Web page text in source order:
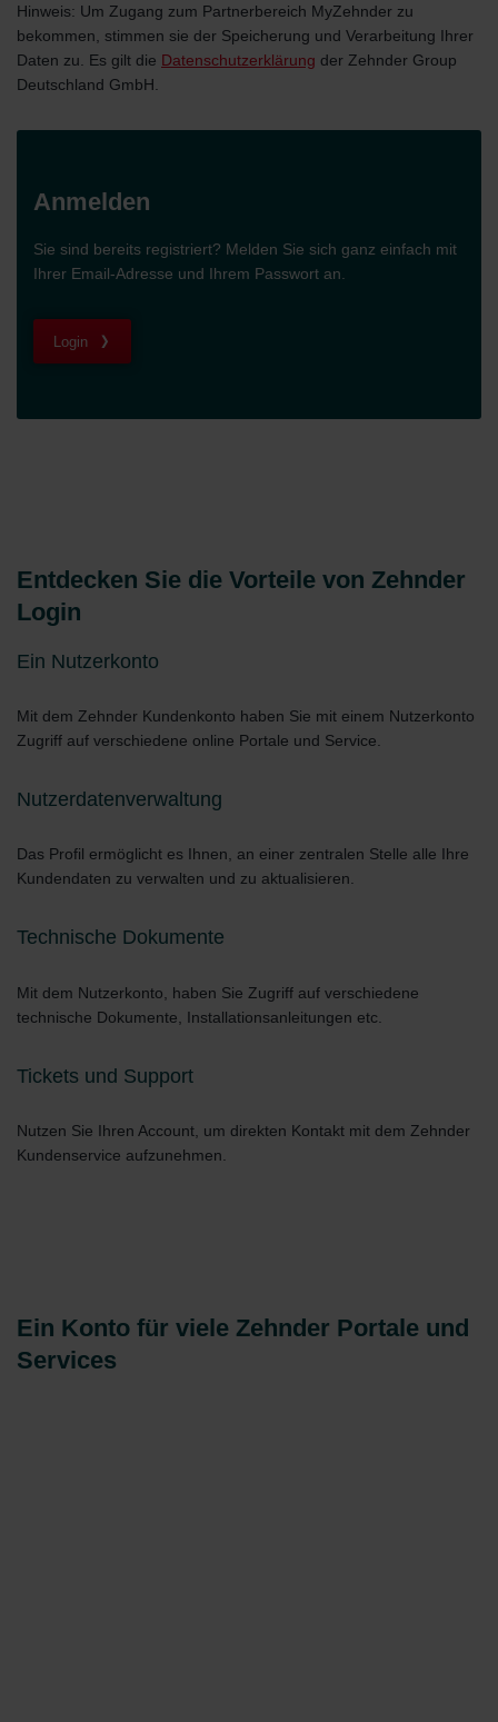
Hinweis: Um Zugang zum Partnerbereich MyZehnder zu
bekommen, stimmen sie der Speicherung und Verarbeitung Ihrer
Daten zu. Es gilt die Datenschutzerklärung der Zehnder Group
Deutschland GmbH.
Anmelden
Sie sind bereits registriert? Melden Sie sich ganz einfach mit
Ihrer Email-Adresse und Ihrem Passwort an.
Login
Entdecken Sie die Vorteile von Zehnder
Login
Ein Nutzerkonto
Mit dem Zehnder Kundenkonto haben Sie mit einem Nutzerkonto
Zugriff auf verschiedene online Portale und Service.
Nutzerdatenverwaltung
Das Profil ermöglicht es Ihnen, an einer zentralen Stelle alle Ihre
Kundendaten zu verwalten und zu aktualisieren.
Technische Dokumente
Mit dem Nutzerkonto, haben Sie Zugriff auf verschiedene
technische Dokumente, Installationsanleitungen etc.
Tickets und Support
Nutzen Sie Ihren Account, um direkten Kontakt mit dem Zehnder
Kundenservice aufzunehmen.
Ein Konto für viele Zehnder Portale und
Services